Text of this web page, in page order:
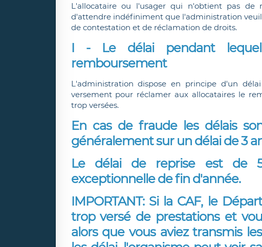
L'allocataire ou l'usager qui n'obtient pas de
d'attendre indéfiniment que l'administration
de contestation et de réclamation de droits.
I - Le délai pendant
remboursement
L'administration dispose en principe d'un
versement pour réclamer aux allocataires le
trop versées.
En cas de fraude les délais
généralement sur un délai de 3
Le délai de reprise est de
exceptionnelle de fin d'année.
IMPORTANT: Si la CAF, le
trop versé de prestations et
alors que vous aviez transmis